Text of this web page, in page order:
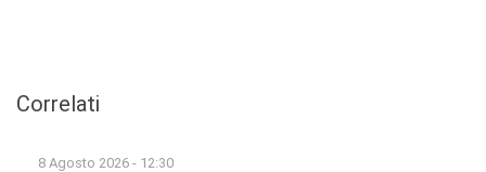
Correlati
8 Agosto 2026 - 12:30